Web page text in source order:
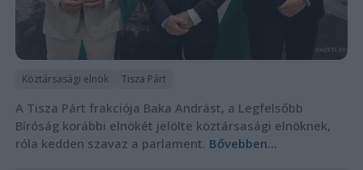
Köztársasági elnök Tisza Párt
A Tisza Párt frakciója Baka Andrást, a Legfelsőbb
Bíróság korábbi elnökét jelölte köztársasági elnöknek,
róla kedden szavaz a parlament. Bővebben...